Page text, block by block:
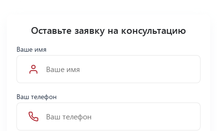
Оставьте заявку на консультацию
Ваше имя
Ваш телефон